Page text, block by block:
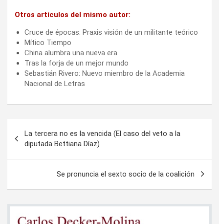
Otros artículos del mismo autor:
Cruce de épocas: Praxis visión de un militante teórico
Mítico Tiempo
China alumbra una nueva era
Tras la forja de un mejor mundo
Sebastián Rivero: Nuevo miembro de la Academia
Nacional de Letras
de
entradas
La tercera no es la vencida (El caso del veto a la
diputada Bettiana Díaz)
Se pronuncia el sexto socio de la coalición